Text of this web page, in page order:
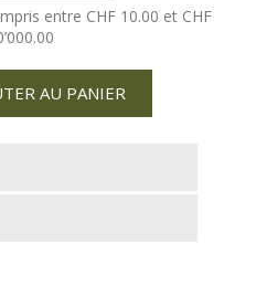
entre CHF 10.00 et CHF